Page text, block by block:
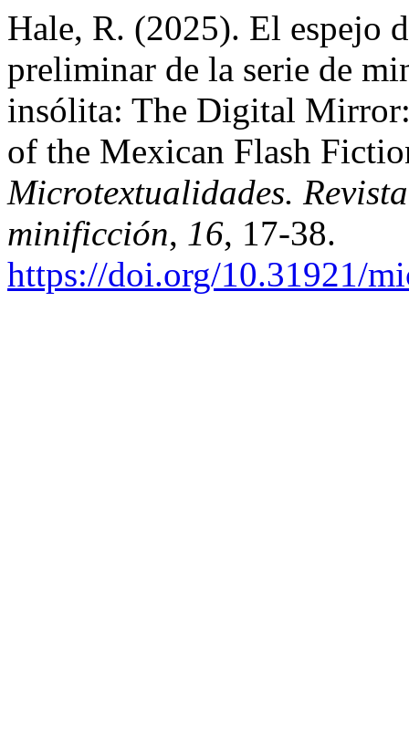
Hale, R. (2025). El espejo
preliminar de la serie de
insólita: The Digital
of the Mexican Flash
Microtextualidades.
minificción, 16, 17-38.
https://doi.org/10.31921/